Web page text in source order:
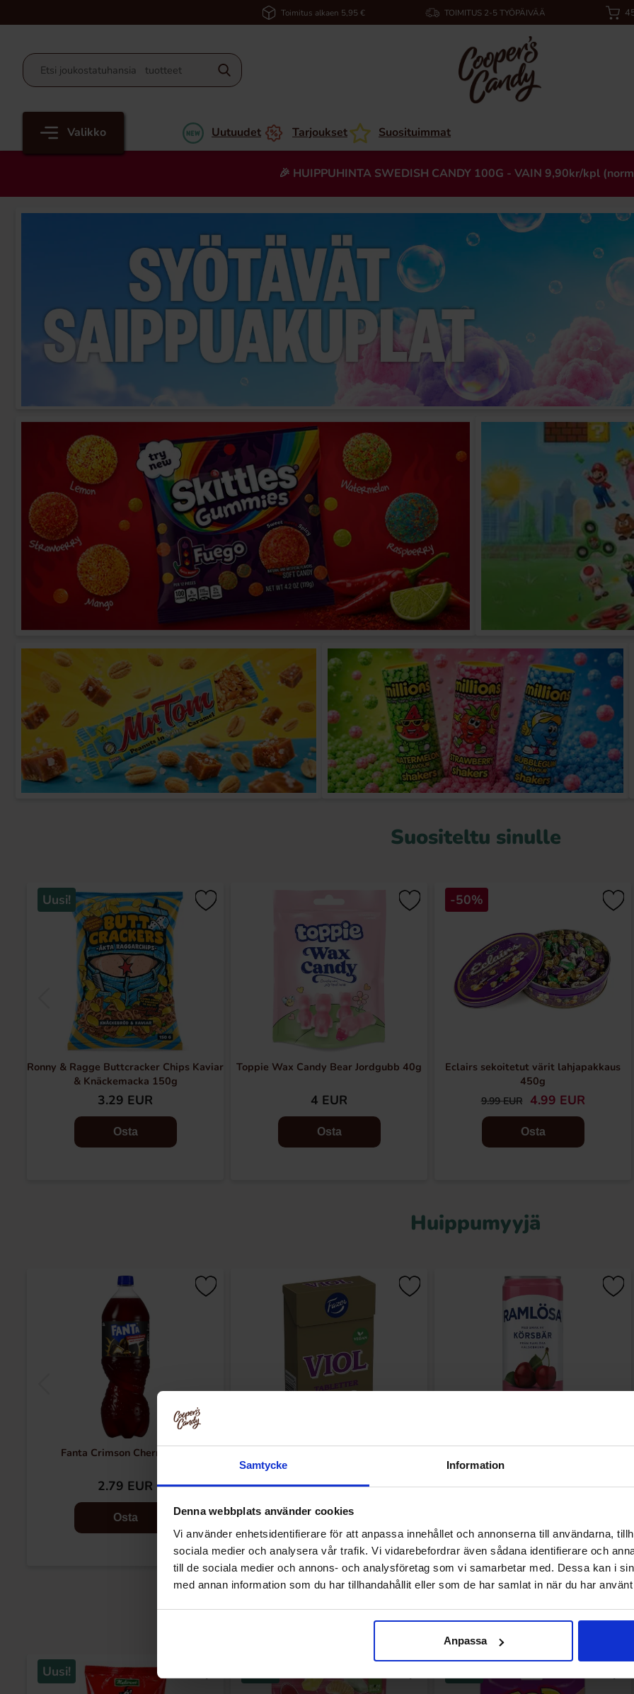
Samtycke Information
Denna webbplats använder cookies
Vi använder enhetsidentifierare för att anpassa innehållet och annonserna till användarna,
sociala medier och analysera vår trafik. Vi vidarebefordrar även sådana identifierare och
till de sociala medier och annons- och analysföretag som vi samarbetar med. Dessa kan i
med annan information som du har tillhandahållit eller som de har samlat in när du har
Anpassa
Toimitus alkaen 5,95 € TOIMITUS 2-5 TYÖPÄIVÄÄ
Valikko Uutuudet Tarjoukset Suosituimmat
🎉 HUIPPUHINTA SWEDISH CANDY 100G - VAIN 9,90kr/kpl
Suositeltu sinulle
Uusi!
Ronny & Ragge Buttcracker Chips Kaviar
& Knäckemacka 150g
3.29 EUR
Osta
Toppie Wax Candy Bear Jordgubb 40g
4 EUR
Osta
-50%
Eclairs sekoitetut värit lahjapakkaus
450g
9.99 EUR 4.99 EUR
Osta
Huippumyyjä
Fanta Crimson Cherry 50cl
2.79 EUR
Osta
1.09 EUR
Osta
1.19 EUR
Uudet tuotteet
Uusi!